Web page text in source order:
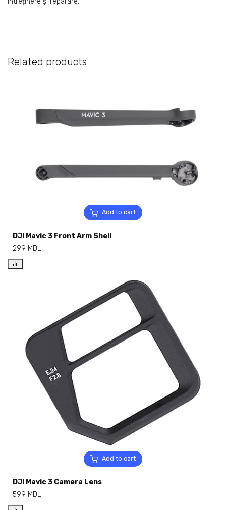
Related products
Add to cart
DJI Mavic 3 Front Arm Shell
299 MDL
Add to cart
DJI Mavic 3 Camera Lens
599 MDL